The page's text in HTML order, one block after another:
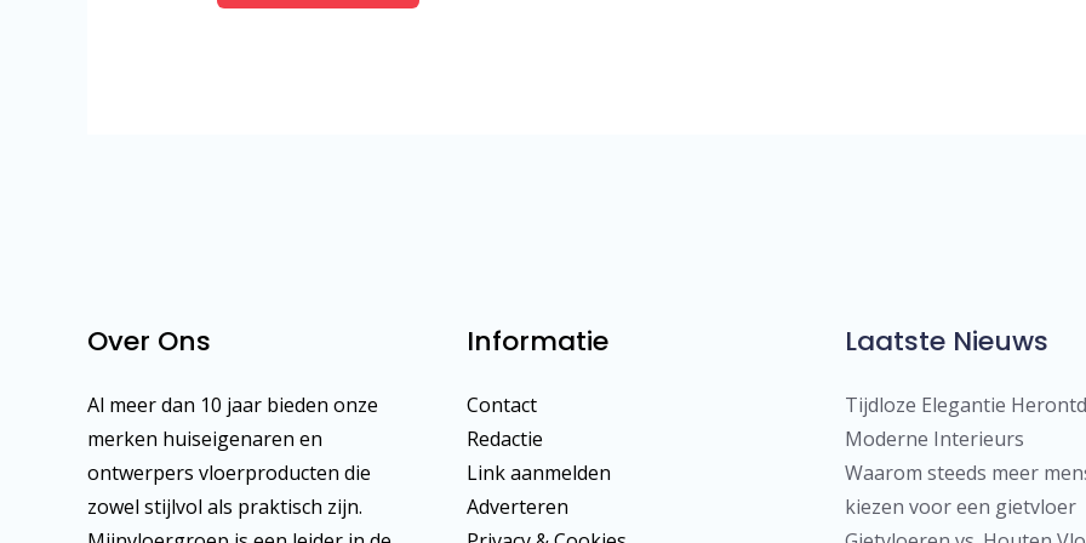
Over Ons
Al meer dan 10 jaar bieden onze
merken huiseigenaren en
ontwerpers vloerproducten die
zowel stijlvol als praktisch zijn.
Informatie
Contact
Redactie
Link aanmelden
Adverteren
Laatste Nieuws
Tijdloze Elegantie
Moderne Interieurs
Waarom steeds meer
kiezen voor een gietvloer